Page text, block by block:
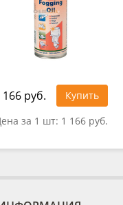
166 руб.
Купить
за 1 шт: 1 166 руб.